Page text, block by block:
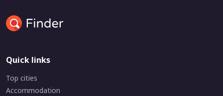
Quick links
Top cities
Accommodation